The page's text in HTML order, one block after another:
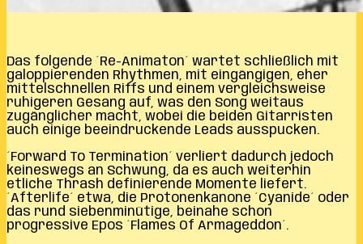
Das folgende ´Re-Animaton´ wartet schließlich mit
galoppierenden Rhythmen, mit eingängigen, eher
mittelschnellen Riffs und einem vergleichsweise
ruhigeren Gesang auf, was den Song weitaus
zugänglicher macht, wobei die beiden Gitarristen
auch einige beeindruckende Leads ausspucken.
´Forward To Termination´ verliert dadurch jedoch
keineswegs an Schwung, da es auch weiterhin
etliche Thrash definierende Momente liefert.
´Afterlife´ etwa, die Protonenkanone ´Cyanide´ oder
das rund siebenminütige, beinahe schon
progressive Epos ´Flames Of Armageddon´.